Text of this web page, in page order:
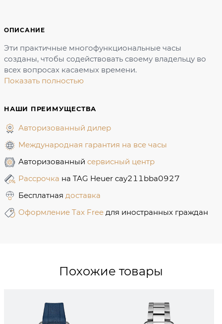
ОПИСАНИЕ
Эти практичные многофункциональные часы
созданы, чтобы содействовать своему владельцу во
всех вопросах касаемых времени.
Показать полностью
НАШИ ПРЕИМУЩЕСТВА
Авторизованный дилер
Международная гарантия на все часы
Авторизованный сервисный центр
Рассрочка на TAG Heuer cay211bba0927
Бесплатная доставка
Оформление Tax Free для иностранных граждан
Похожие товары